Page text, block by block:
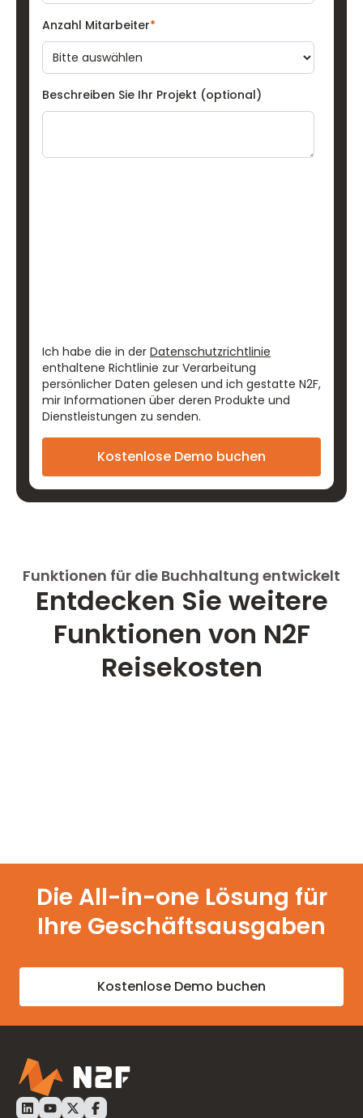
Anzahl Mitarbeiter*
Beschreiben Sie Ihr Projekt (optional)
Ich habe die in der Datenschutzrichtlinie
enthaltene Richtlinie zur Verarbeitung
persönlicher Daten gelesen und ich gestatte N2F,
mir Informationen über deren Produkte und
Dienstleistungen zu senden.
Funktionen für die Buchhaltung entwickelt
Entdecken Sie weitere
Funktionen von N2F
Reisekosten
Die All-in-one Lösung für
Ihre Geschäftsausgaben
Kostenlose Demo buchen